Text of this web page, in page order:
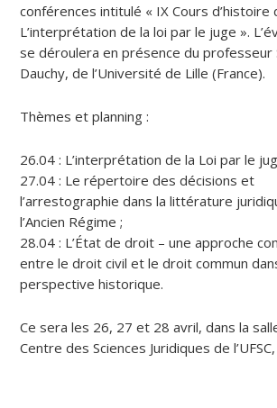
conférences intitulé « IX Cours d’histoire
L’interprétation de la loi par le juge ».
se déroulera en présence du professeur
Dauchy, de l’Université de Lille (France).
Thèmes et planning :
26.04 : L’interprétation de la Loi par le
27.04 : Le répertoire des décisions et
l’arrestographie dans la littérature
l’Ancien Régime ;
28.04 : L’État de droit – une approche
entre le droit civil et le droit commun
perspective historique.
Ce sera les 26, 27 et 28 avril, dans la
Centre des Sciences Juridiques de